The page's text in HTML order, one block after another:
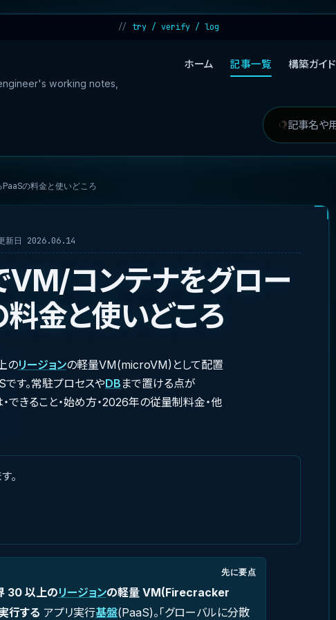
try / verify / log
working notes,
ホーム 記事一覧 構築ガイド
記
索
検
の料金と使いどころ
新日 2026.06.14
VM/コンテナをグロー
金と使いどころ
のリージョンの軽量VM(microVM)として配置
す。常駐プロセスやDB まで置ける点が
できること・始め方・2026年の従量制料金・他
。
先に要点
30 以上のリージョンの軽量 VM(Firecracker
行する アプリ実行基盤(PaaS)。「グローバルに分散